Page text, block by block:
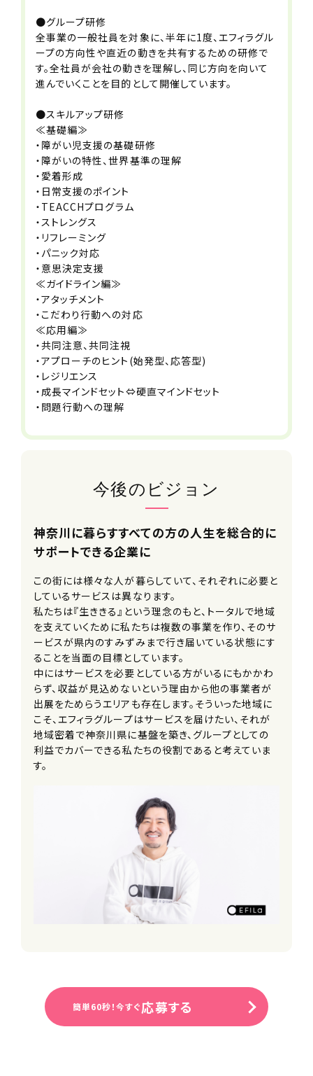
■介護休業
■特別休暇（慶弔休暇を含む）
必要資格・免許等
【必須】
■普通自動車運転免許（AT限定可）
■入社後に強度行動障害基礎研修を
受講していただきます。
【歓迎】
・児童発達支援管理責任者
・児童指導員任用資格
・社会福祉士
・理学療法士
・作業療法士
・言語聴覚士
・心理学部卒業
※児童指導員任用資格とは
下記のいずれかに該当する方
(1)大学４年制卒で社会福祉・教育・社
会の何れかの学部・学科卒業
(2)児童福祉事業に２年以上在籍かつ
３６０日以上従事した方
(3)社会福祉士、精神保健福祉士・教員
免許（幼／小／中／高）いずれかの所
持者
次面接⇒内定
※ご希望の方には、一次面接以降に事
面接地
オンラインまたはエフィラグループ本社
(新横浜)
受付担当者
採用担当
URL
https://efila.co.jp/recruit_top/
●グループ研修
全事業の一般社員を対象に、半年に1度、エフィラグル
ープの方向性や直近の動きを共有するための研修で
す。全社員が会社の動きを理解し、同じ方向を向いて
進んでいくことを目的として開催しています。
●スキルアップ研修
≪基礎編≫
・障がい児支援の基礎研修
・障がいの特性、世界基準の理解
・愛着形成
・日常支援のポイント
・TEACCHプログラム
・ストレングス
・リフレーミング
・パニック対応
・意思決定支援
≪ガイドライン編≫
・アタッチメント
・こだわり行動への対応
≪応用編≫
・共同注意、共同注視
・アプローチのヒント(始発型、応答型)
・レジリエンス
・成長マインドセット⇔硬直マインドセット
・問題行動への理解
今後のビジョン
神奈川に暮らすすべての方の人生を総合的に
サポートできる企業に
この街には様々な人が暮らしていて、それぞれに必要と
しているサービスは異なります。
私たちは『生ききる』という理念のもと、トータルで地域
を支えていくために私たちは複数の事業を作り、そのサ
ービスが県内のすみずみまで行き届いている状態にす
ることを当面の目標としています。
中にはサービスを必要としている方がいるにもかかわ
らず、収益が見込めないという理由から他の事業者が
出展をためらうエリアも存在します。そういった地域に
こそ、エフィラグループはサービスを届けたい、それが
地域密着で神奈川県に基盤を築き、グループとしての
利益でカバーできる私たちの役割であると考えていま
す。
簡単60秒！今すぐ応募する